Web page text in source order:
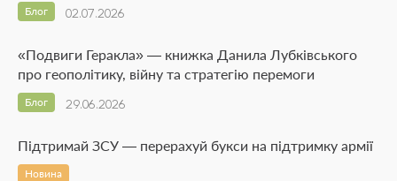
02.07.2026
Блог
«Подвиги Геракла» — книжка Данила Лубківського
про геополітику, війну та стратегію перемоги
29.06.2026
Блог
Підтримай ЗСУ — перерахуй букси на підтримку армії
Новина